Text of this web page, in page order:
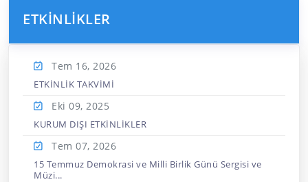
ETKİNLİKLER
Tem 16, 2026
ETKİNLİK TAKVİMİ
Eki 09, 2025
KURUM DIŞI ETKİNLİKLER
Tem 07, 2026
15 Temmuz Demokrasi ve Milli Birlik Günü Sergisi ve
Müzi...